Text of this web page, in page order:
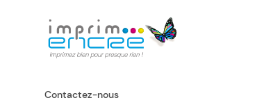
Contactez-nous